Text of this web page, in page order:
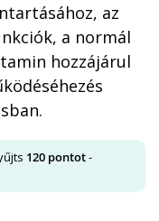
az
a normál
hozzájárul
120 pontot-